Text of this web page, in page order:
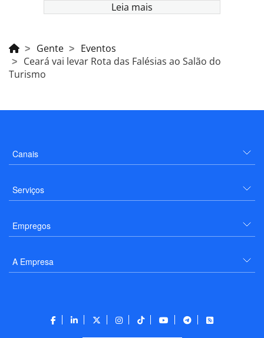
Leia mais
Gente
Eventos
Ceará vai levar Rota das Falésias ao Salão do
Turismo
Canais
Serviços
Empregos
A Empresa